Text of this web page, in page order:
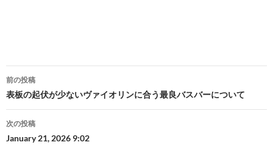
投
稿
ナ
ビ
前の投稿
表板の起伏が少ないヴァイオリンに合う最良バスバーについて
次の投稿
January 21, 2026 9:02